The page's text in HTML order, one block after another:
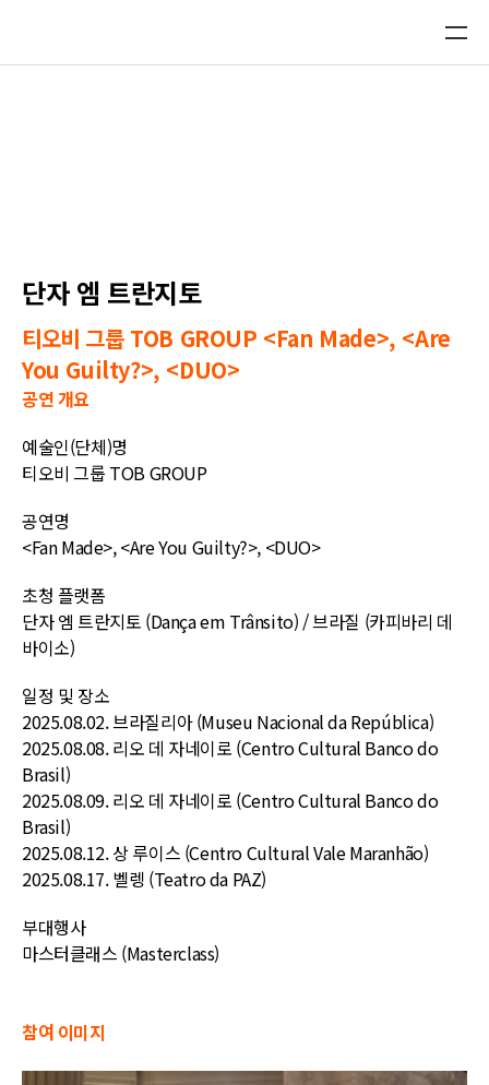
단자 엠 트란지토
티오비 그룹 TOB GROUP <Fan Made>, <Are
You Guilty?>, <DUO>
공연 개요
예술인(단체)명
티오비 그룹 TOB GROUP
공연명
<Fan Made>, <Are You Guilty?>, <DUO>
초청 플랫폼
단자 엠 트란지토 (Dança em Trânsito) / 브라질 (카피바리 데
바이소)
일정 및 장소
2025.08.02.브라질리아 (Museu Nacional da República)
2025.08.08.리오 데 자네이로 (Centro Cultural Banco do
Brasil)
2025.08.09.리오 데 자네이로 (Centro Cultural Banco do
Brasil)
2025.08.12.상 루이스 (Centro Cultural Vale Maranhão)
2025.08.17.벨렝 (Teatro da PAZ)
부대행사
마스터클래스 (Masterclass)
참여 이미지